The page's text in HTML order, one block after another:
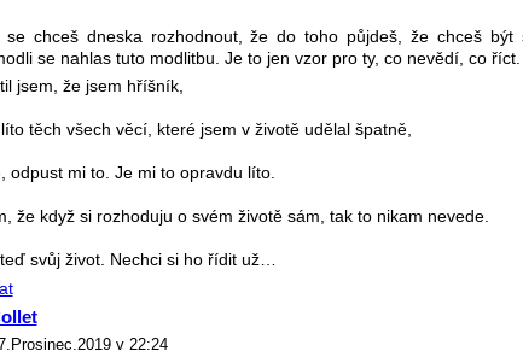
chceš dneska rozhodnout, že do toho půjdeš, že chceš být
se nahlas tuto modlitbu. Je to jen vzor pro ty, co nevědí, co říct.
jsem, že jsem hříšník,
těch všech věcí, které jsem v životě udělal špatně,
odpust mi to. Je mi to opravdu líto.
že když si rozhoduju o svém životě sám, tak to nikam nevede.
svůj život. Nechci si ho řídit už…
v 22:24